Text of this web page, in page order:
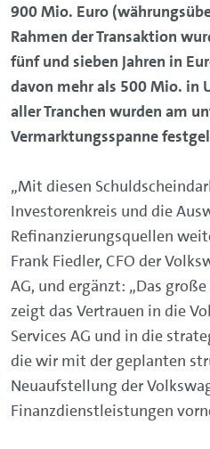
900 Mio. Euro
Rahmen der Transaktion
fünf und sieben Jahren in
davon mehr als 500 Mio. in
aller Tranchen wurden am
Vermarktungsspanne
„Mit diesen
Investorenkreis und die
Refinanzierungsquellen
Frank Fiedler, CFO der
AG, und ergänzt: „Das
zeigt das Vertrauen in die
Services AG und in die
die wir mit der geplanten
Neuaufstellung der
Finanzdienstleistungen